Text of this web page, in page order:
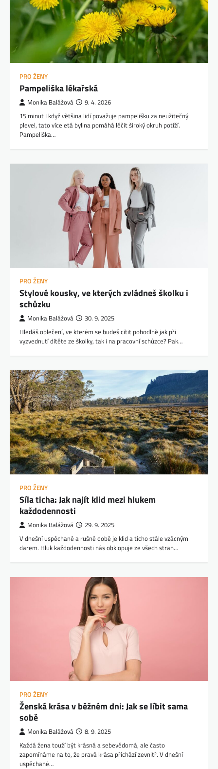
PRO ŽENY
Pampeliška lékařská
Monika Balážová 9. 4. 2026
15 minut I když většina lidí považuje pampelišku za neužitečný
plevel, tato víceletá bylina pomáhá léčit široký okruh potíží.
Pampeliška…
PRO ŽENY
Stylové kousky, ve kterých zvládneš školku i
schůzku
Monika Balážová 30. 9. 2025
Hledáš oblečení, ve kterém se budeš cítit pohodlně jak při
vyzvednutí dítěte ze školky, tak i na pracovní schůzce? Pak…
PRO ŽENY
Síla ticha: Jak najít klid mezi hlukem
každodennosti
Monika Balážová 29. 9. 2025
V dnešní uspěchané a rušné době je klid a ticho stále vzácným
darem. Hluk každodennosti nás obklopuje ze všech stran…
PRO ŽENY
Ženská krása v běžném dni: Jak se líbit sama
sobě
Monika Balážová 8. 9. 2025
Každá žena touží být krásná a sebevědomá, ale často
zapomínáme na to, že pravá krása přichází zevnitř. V dnešní
uspěchané…